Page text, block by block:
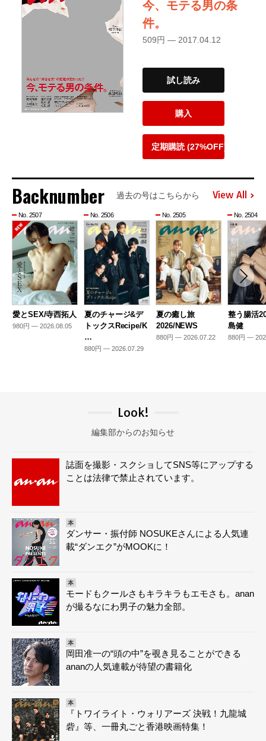
今、モテる男の条
件。
509円 — 2017.04.12
試し読み
購入
定期購読 (27%OFF)
Backnumber 過去の号はこちらから View All
No. 2507
愛とSEX/寺西拓人
980円 — 2026.08.05
No. 2506
夏のチャージ&デ
トックスRecipe/K
…
880円 — 2026.07.29
No. 2505
夏の癒し旅
2026/NEWS
880円 — 2026.07.22
No. 2504
整う腸活
島健
880円 —
Look!
編集部からのお知らせ
誌面を撮影・スクショしてSNS等にアップする
ことは法律で禁止されています。
本
ダンサー・振付師 NOSUKEさんによる人気連
載“ダンエク”がMOOKに！
本
モードもクールさもキラキラもエモさも。anan
が撮るなにわ男子の魅力全部。
本
岡田准一の“頭の中”を覗き見ることができる
ananの人気連載が待望の書籍化
本
『トワイライト・ウォリアーズ 決戦！九龍城
砦』等、一冊丸ごと香港映画特集！